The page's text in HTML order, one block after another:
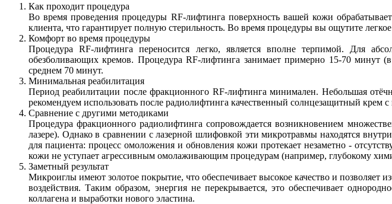
Как проходит процедура
Во время проведения процедуры RF-лифтинга поверхность вашей кожи
клиента, что гарантирует полную стерильность. Во время процедуры вы ощутите
Комфорт во время процедуры
Процедура RF-лифтинга переносится легко, является вполне терпимой. Для
обезболивающих кремов. Процедура RF-лифтинга занимает примерно 15-70 минут
среднем 70 минут.
Минимальная реабилитация
Период реабилитации после фракционного RF-лифтинга минимален. Небольшая
рекомендуем использовать после радиолифтинга качественный солнцезащитный крем
Сравнение с другими методиками
Процедура фракционного радиолифтинга сопровождается возникновением
лазере). Однако в сравнении с лазерной шлифовкой эти микротравмы находятся
для пациента: процесс омоложения и обновления кожи протекает незаметно -
кожи не уступает агрессивным омолаживающим процедурам (например, глубокому
Заметный результат
Микроиглы имеют золотое покрытие, что обеспечивает высокое качество и позволяет
воздействия. Таким образом, энергия не перекрывается, это обеспечивает
коллагена и выработки нового эластина.